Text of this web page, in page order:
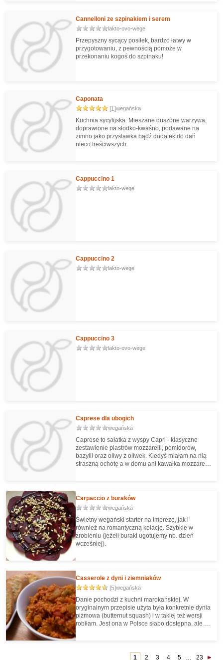
Cannelloni ze szpinakiem i serem
lakto-ovo-wege
Przepyszny sycący posiłek, bardzo łatwy w
przygotowaniu, z pewnością pomoże w
przekonaniu kogoś do szpinaku!
Caponata
[1]wegańska
Kuchnia sycylijska. Mieszane duszone warzywa,
doprawione na słodko-kwaśno, podawane na
zimno jako przystawka bądź dodatek do dań
nieco treściwszych.
Cappuccino 1
lakto-wege
Cappuccino 2
lakto-wege
Cappuccino 3
lakto-ovo-wege
Caprese dla ubogich
wegańska
Caprese to sałatka z wyspy Capri - klasyczne
zestawienie plastrów mozzarelli, pomidorów,
bazylii oraz oliwy z oliwek. Kiedyś miałam na nią
straszną ochotę a w domu ani kawałka mozzarelli
interpretacja Caprese :-)
Carpaccio z buraków
wegańska
Świetny wegański starter na imprezę, jak i
również na romantyczną kolację. Szybkie w
zrobieniu (jeżeli buraki ugotujemy np. dzień
wcześniej).
Casserole z dyni i ziemniaków
[5]wegańska
Danie pochodzi z kuchni marokańskiej. W
oryginalnym przepisie użyta była konkretnie dynia
piżmowa (butternut squash) i w takiej też wersji
robiłam. Jest ona w Polsce słabo dostępna, ale z
1 2 3 4 5 … 23